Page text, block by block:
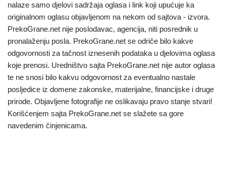
nalaze samo djelovi sadržaja oglasa i link koji upućuje ka
originalnom oglasu objavljenom na nekom od sajtova - izvora.
PrekoGrane.net nije poslodavac, agencija, niti posrednik u
pronalaženju posla. PrekoGrane.net se odriče bilo kakve
odgovornosti za tačnost iznesenih podataka u djelovima oglasa
koje prenosi. Uredništvo sajta PrekoGrane.net nije autor oglasa
te ne snosi bilo kakvu odgovornost za eventualno nastale
posljedice iz domene zakonske, materijalne, financijske i druge
prirode. Objavljene fotografije ne oslikavaju pravo stanje stvari!
Korišćenjem sajta PrekoGrane.net se slažete sa gore
navedenim činjenicama.